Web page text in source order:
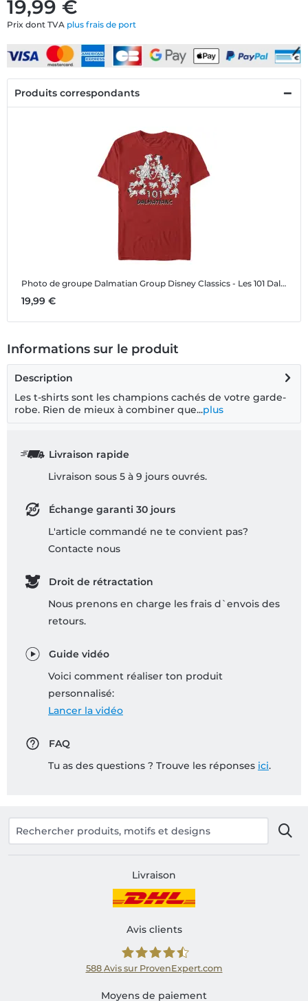
19,99 €
Prix dont TVA plus frais de port
Produits correspondants
Photo de groupe Dalmatian Group Disney Classics - Les 101 Dalmatiens - Photo de groupe Dalmatian Group - Homme T-shirt
19,99 €
Informations sur le produit
Description
Les t-shirts sont les champions cachés de votre garde-
robe. Rien de mieux à combiner que...plus
Livraison rapide
Livraison sous 5 à 9 jours ouvrés.
Échange garanti 30 jours
L'article commandé ne te convient pas?
Contacte nous
Droit de rétractation
Nous prenons en charge les frais d`envois des
retours.
Guide vidéo
Voici comment réaliser ton produit
personnalisé:
Lancer la vidéo
FAQ
Tu as des questions ? Trouve les réponses ici.
Livraison
Avis clients
Shirtinator FR
588 Avis sur ProvenExpert.com
Moyens de paiement